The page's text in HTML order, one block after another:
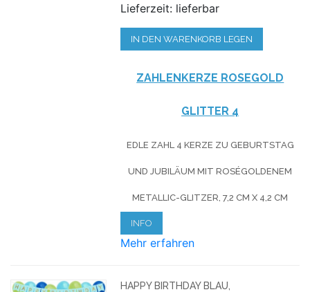
Lieferzeit: lieferbar
IN DEN WARENKORB LEGEN
ZAHLENKERZE ROSEGOLD
GLITTER 4
EDLE ZAHL 4 KERZE ZU GEBURTSTAG
UND JUBILÄUM MIT ROSÉGOLDENEM
METALLIC-GLITZER, 7,2 CM X 4,2 CM
INFO
Mehr erfahren
HAPPY BIRTHDAY BLAU,